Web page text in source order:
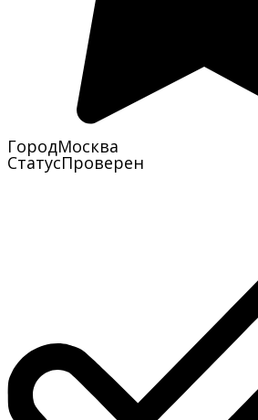
ГородМосква
СтатусПроверен